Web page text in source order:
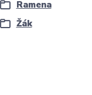
Ramena
Žák